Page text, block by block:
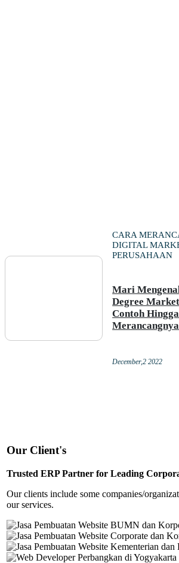
CARA
DIGITAL
PERUSAHAAN
Mari
Degree
Contoh
Merancangnya
December,2 2022
Our Client's
Trusted ERP Partner for Leading
Our clients include some companies/
our services.